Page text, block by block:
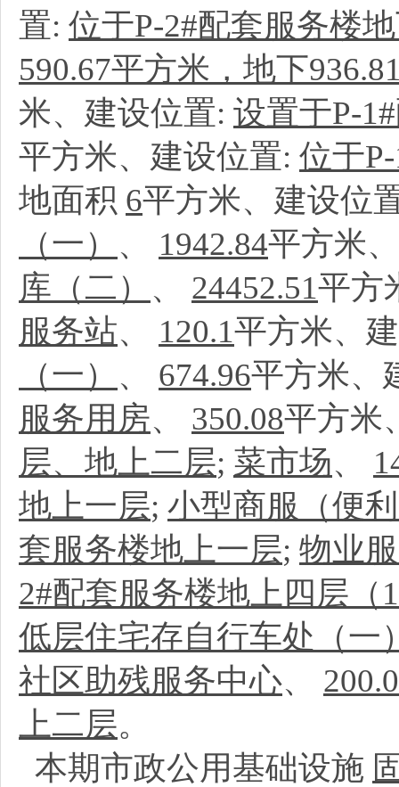
置: 位于P-2#配套服务楼
590.67平方米，地下
米、建设位置: 设置于P-
平方米、建设位置: 位于
地面积 6平方米、建设位
（一） 、 1942.84平方米
库（二） 、 24452.51平方
服务站、 120.1平方米、
（一） 、 674.96平方米、
服务用房、 350.08平方米
层、地上二层; 菜市场、
地上一层; 小型商服（便
套服务楼地上一层; 物业
2#配套服务楼地上四层（
低层住宅存自行车处（一
社区助残服务中心、
上二层。
本期市政公用基础设施